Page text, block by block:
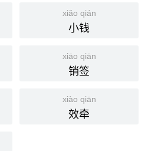
xiǎo qián
小钱
xiāo qiān
销签
xiào qiān
效牵